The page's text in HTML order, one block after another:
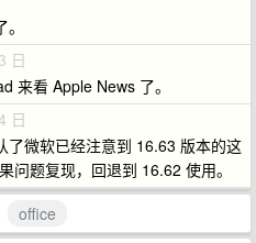
日
来看 Apple News 了。
日
了微软已经注意到 16.63 版本的这
问题复现，回退到 16.62 使用。
office